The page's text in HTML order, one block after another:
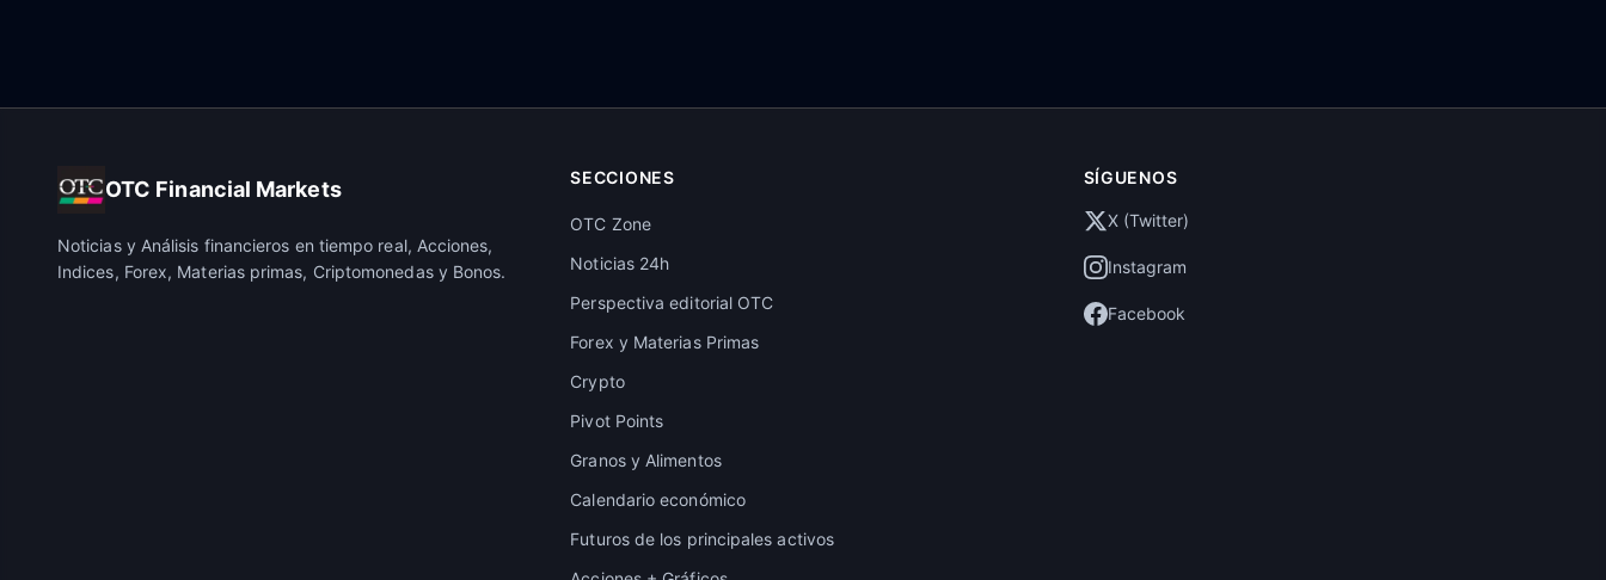
OTC Financial Markets
Noticias y Análisis financieros en tiempo real, Acciones,
Indices, Forex, Materias primas, Criptomonedas y Bonos.
SECCIONES
OTC Zone
Noticias 24h
Perspectiva editorial OTC
Forex y Materias Primas
Crypto
Pivot Points
Granos y Alimentos
Calendario económico
Futuros de los principales activos
SÍGUENOS
X (Twitter)
Instagram
Facebook